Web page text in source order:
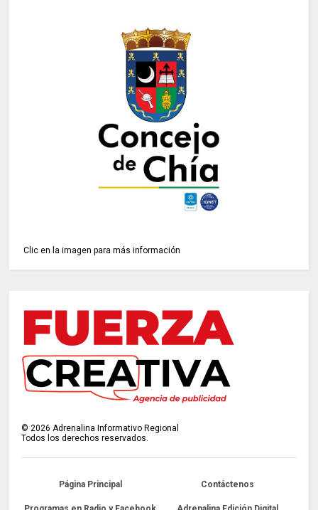
Clic en la imagen para más información
©2026 Adrenalina Informativo Regional
Todos los derechos reservados.
Página Principal Contáctenos